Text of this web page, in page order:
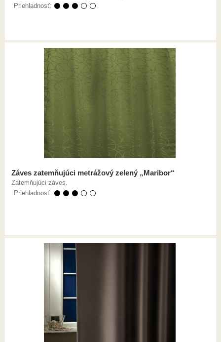
Priehladnosť: ⚫ ⚫ ⚫ ⚪ ⚪
Záves zatemňujúci metrážový zelený „Maribor“
Zatemňujúci záves.
Priehladnosť: ⚫ ⚫ ⚫ ⚪ ⚪